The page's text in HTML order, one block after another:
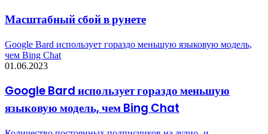
Масштабный сбой в рунете
Google Bard использует гораздо меньшую языковую модель,
чем Bing Chat
01.06.2023
Google Bard использует гораздо меньшую
языковую модель, чем Bing Chat